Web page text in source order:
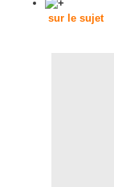
sur le sujet